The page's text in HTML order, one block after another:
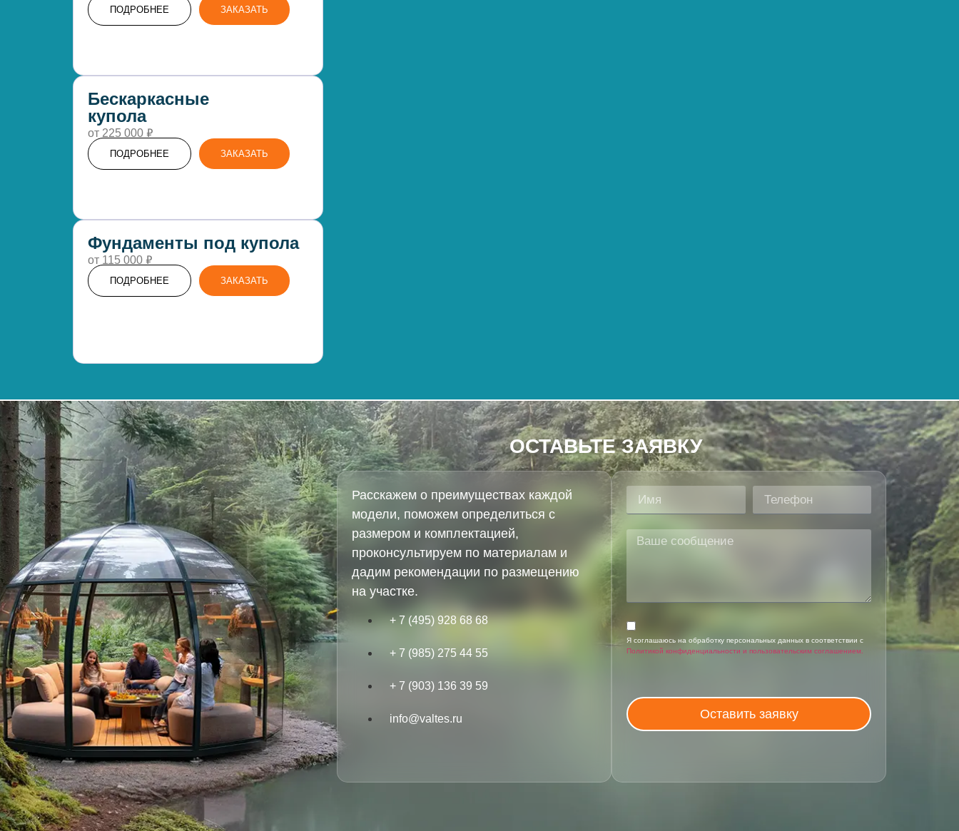
ПОДРОБНЕЕ ЗАКАЗАТЬ
Бескаркасные
купола
от 225 000 ₽
ПОДРОБНЕЕ ЗАКАЗАТЬ
Фундаменты под купола
от 115 000 ₽
ПОДРОБНЕЕ ЗАКАЗАТЬ
ОСТАВЬТЕ ЗАЯВКУ
Расскажем о преимуществах каждой
модели, поможем определиться с
размером и комплектацией,
проконсультируем по материалам и
дадим рекомендации по размещению
на участке.
+ 7 (495) 928 68 68
+ 7 (985) 275 44 55
+ 7 (903) 136 39 59
info@valtes.ru
Я соглашаюсь на обработку персональных данных в соответствии с
Политикой конфиденциальности и пользовательским соглашением.
Оставить заявку